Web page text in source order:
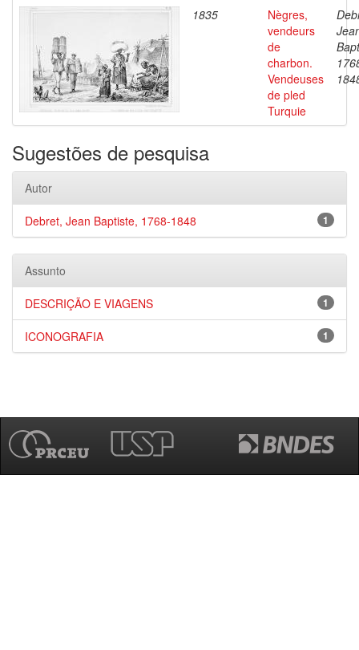
1835
Nègres,
vendeurs
de
charbon.
Vendeuses
de pled
Turquie
Sugestões de pesquisa
Autor
1
Debret, Jean Baptiste, 1768-1848
Assunto
1
DESCRIÇÃO E VIAGENS
1
ICONOGRAFIA